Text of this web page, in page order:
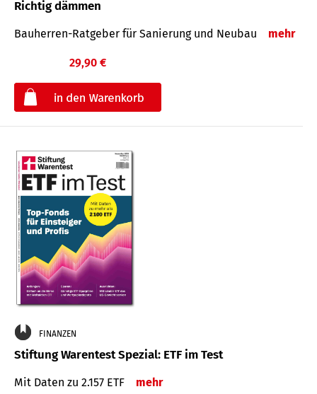
Richtig dämmen
Bauherren-Ratgeber für Sanierung und Neubau mehr
29,90 €
FINANZEN
Stiftung Warentest Spezial: ETF im Test
Mit Daten zu 2.157 ETF mehr